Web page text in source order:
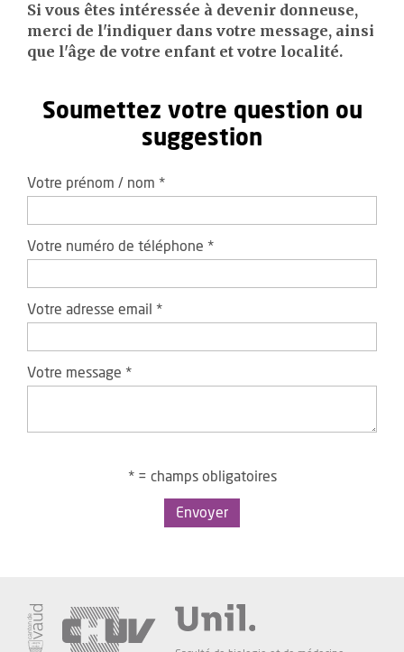
Si vous êtes intéressée à devenir donneuse,
merci de l'indiquer dans votre message, ainsi
que l'âge de votre enfant et votre localité.
Soumettez votre question ou
suggestion
Votre prénom / nom *
Votre numéro de téléphone *
Votre adresse email *
Votre message *
* = champs obligatoires
Envoyer